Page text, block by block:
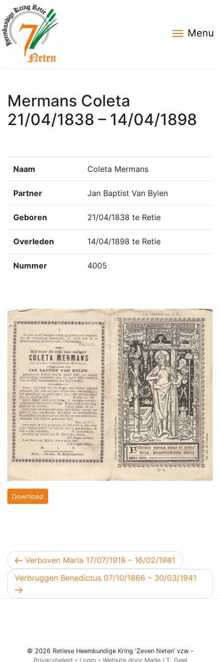
Menu
Mermans Coleta
21/04/1838 – 14/04/1898
Naam Coleta Mermans
Partner Jan Baptist Van Bylen
Geboren 21/04/1838 te Retie
Overleden 14/04/1898 te Retie
Nummer 4005
Download
Berichtnavigatie
Vorig bericht
Verboven Maria 17/07/1918 – 16/02/1981
Volgend bericht
Verbruggen Benedictus 07/10/1866 – 30/03/1941
© 2026 Retiese Heemkundige Kring ‘Zeven Neten’ vzw -
Privacybeleid - Login- Website door Made I.T. Geel